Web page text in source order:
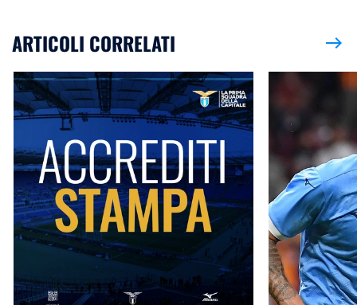
ARTICOLI CORRELATI east